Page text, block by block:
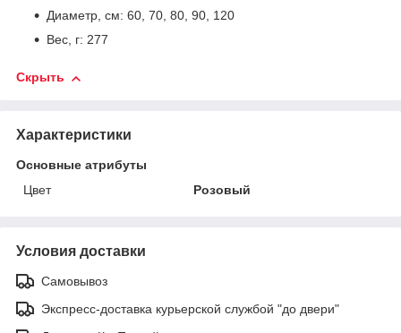
Диаметр, см: 60, 70, 80, 90, 120
Вес, г: 277
Скрыть
Характеристики
Основные атрибуты
Цвет
Розовый
Условия доставки
Самовывоз
Экспресс-доставка курьерской службой "до двери"